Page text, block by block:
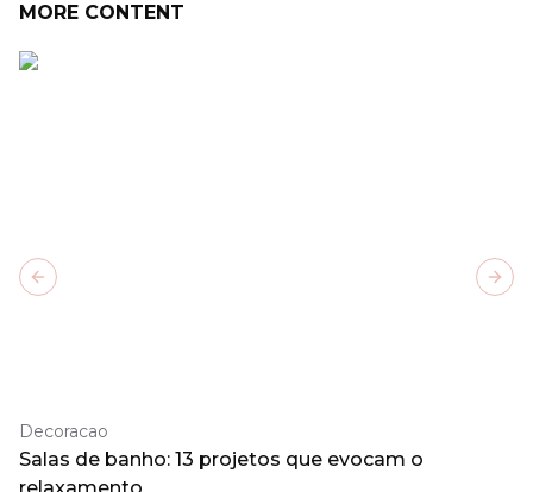
MORE CONTENT
Decoracao
Salas de banho: 13 projetos que evocam o
Previous slide